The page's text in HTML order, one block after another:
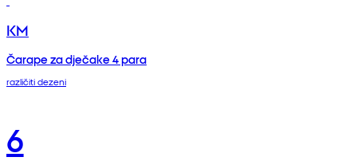
KM
Čarape za dječake 4 para
različiti dezeni
6